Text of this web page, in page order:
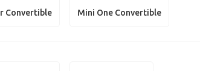
Convertible Mini One Convertible